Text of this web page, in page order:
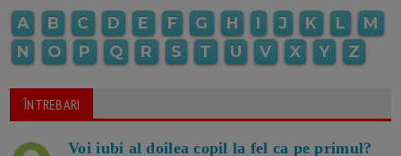
A B C D E F G H I J K L
M
N
O P Q R S T U V X Y Z
ÎNTREBARI
Voi iubi al doilea copil la fel ca pe primul?